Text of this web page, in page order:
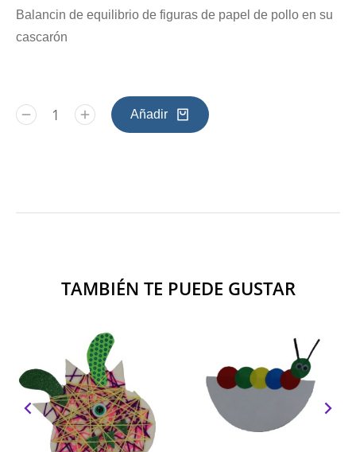
Balancin de equilibrio de figuras de papel de pollo en su
cascarón
Añadir
TAMBIÉN TE PUEDE GUSTAR